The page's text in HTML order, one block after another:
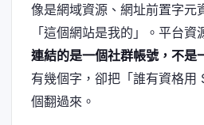
像是網域資源、網址前置字元
「這個網站是我的」。平台資
連結的是一個社群帳號，不是
有幾個字，卻把「誰有資格
個翻過來。